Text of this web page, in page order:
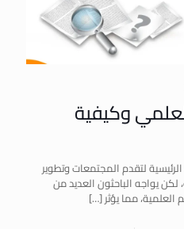
وكيفية
لتقدم المجتمعات وتطوير
يواجه الباحثون العديد من
مما يؤثر[…]